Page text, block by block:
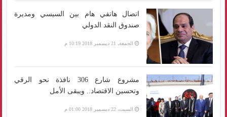
اتصال هاتفي هام بين السيسي ومديرة
صندوق النقد الدولي
الجمعة، 21 ديسمبر 2018 10:19 م
مشروع شارع 306 نافذة نحو الرقي
وتحسين الاقتصاد.. ويبقى الأمل
السبت، 22 ديسمبر 2018 01:00 م